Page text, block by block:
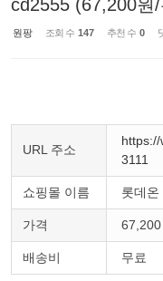
cd2555 (67,200원
원팡 조회 수 147 추천 수 0
URL 주소
3111
쇼핑몰 이름 롯데온
가격 67,200
배송비 무료